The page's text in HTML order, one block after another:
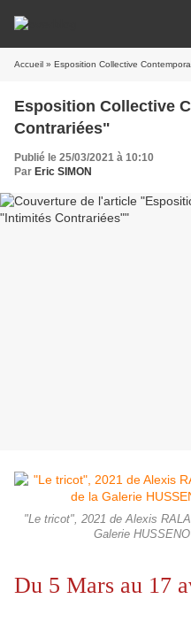
Accueil » Esposition Collective
Esposition Collective
Contrariées"
Publié le 25/03/2021 à 10:10
Par Eric SIMON
"Le tricot", 2021 de Alexis
Galerie
Du 5 Mars au 17